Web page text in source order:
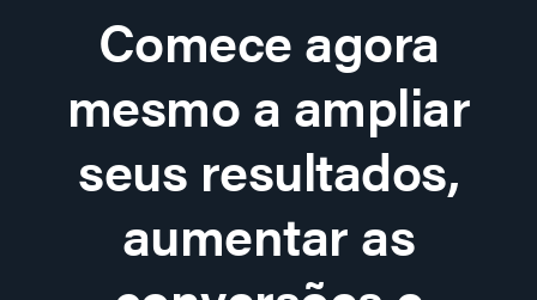
Comece agora
mesmo a ampliar
seus resultados,
aumentar as